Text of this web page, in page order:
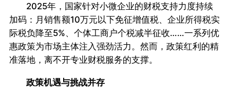
2025年，国家针对小微企业的财税支持力度持续
加码：月销售额10万元以下免征增值税、企业所得税实
际税负降至5%、个体工商户个税减半征收……一系列优
惠政策为市场主体注入强劲活力。然而，政策红利的精
准落地，离不开专业财税服务的支撑。
政策机遇与挑战并存